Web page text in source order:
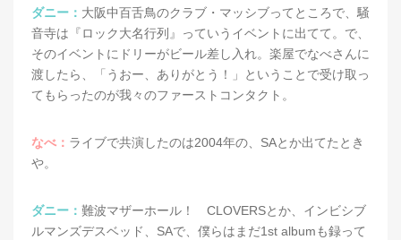
ダニー： 大阪中百舌鳥のクラブ・マッシブってところで、騒
音寺は『ロック大名行列』っていうイベントに出てて。で、
そのイベントにドリーがビール差し入れ。楽屋でなべさんに
渡したら、「うおー、ありがとう！」ということで受け取っ
てもらったのが我々のファーストコンタクト。
なべ： ライブで共演したのは2004年の、SAとか出てたとき
や。
ダニー： 難波マザーホール！ CLOVERSとか、インビシブ
ルマンズデスベッド、SAで、僕らはまだ1st albumも録って